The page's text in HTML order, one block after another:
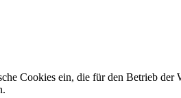
Cookies ein, die für den Betrieb